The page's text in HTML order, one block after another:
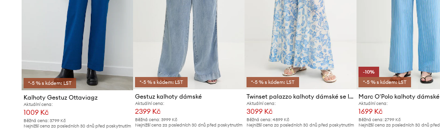
*-5 % s kódem: LST
Kalhoty Gestuz Ottaviagz
Aktuální cena:
1009 Kč
Běžná cena: 3799 Kč
Nejnižší cena za posledních 30 dnů před poskytnutím
*-5 % s kódem: LST
Gestuz kalhoty dámské
Aktuální cena:
2399 Kč
Běžná cena:3999 Kč
Nejnižší cena za posledních 30 dnů před poskytnutím
*-5 % s kódem: LST
Twinset palazzo kalhoty dámské se lnem
Aktuální cena:
3099 Kč
Běžná cena: 4899 Kč
Nejnižší cena za posledních 30 dnů před poskytnutím
-10%
*-5 % s kódem: LST
Aktuální cena:
1699 Kč
Běžná cena: 2799 Kč
Nejnižší cena za posledních 30 dnů